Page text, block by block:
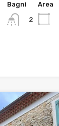
Bagni
2
Area